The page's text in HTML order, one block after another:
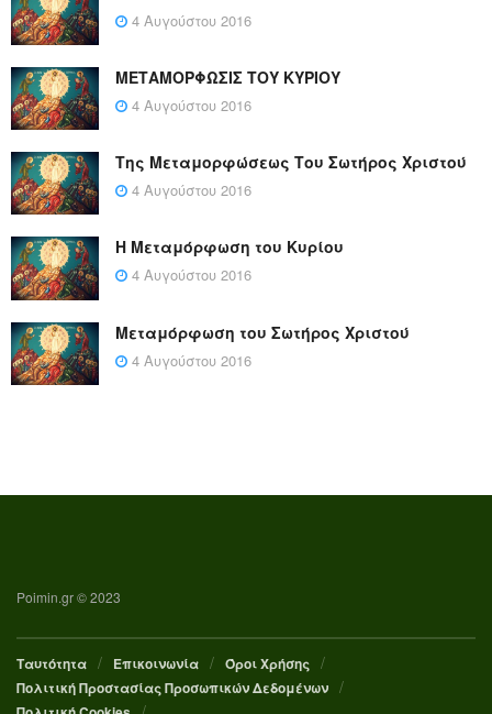
4 Αυγούστου 2016
ΜΕΤΑΜΟΡΦΩΣΙΣ ΤΟΥ ΚΥΡΙΟΥ
4 Αυγούστου 2016
Της Μεταμορφώσεως Του Σωτήρος Χριστού
4 Αυγούστου 2016
Η Μεταμόρφωση του Κυρίου
4 Αυγούστου 2016
Μεταμόρφωση του Σωτήρος Χριστού
4 Αυγούστου 2016
Poimin.gr © 2023
Ταυτότητα Επικοινωνία
Όροι Χρήσης
Πολιτική Προστασίας Προσωπικών Δεδομένων